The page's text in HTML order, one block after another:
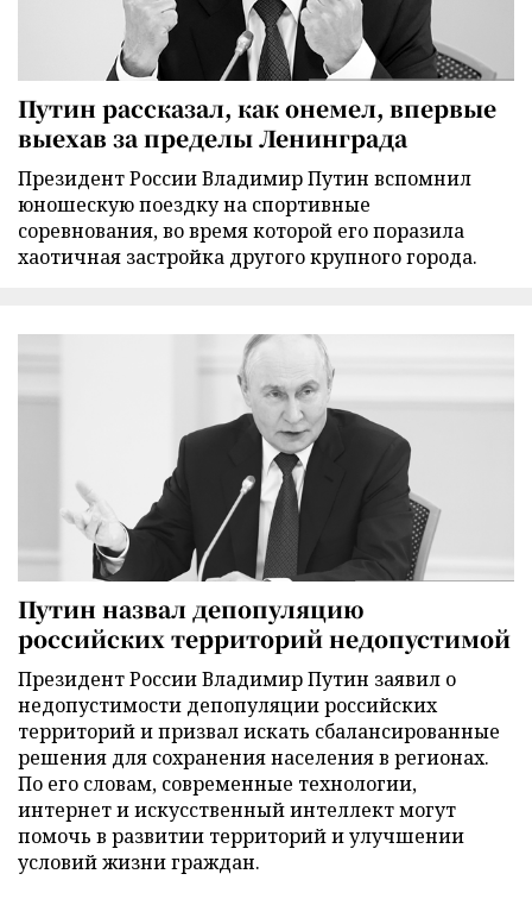
Путин рассказал, как онемел, впервые
выехав за пределы Ленинграда
Президент России Владимир Путин вспомнил
юношескую поездку на спортивные
соревнования, во время которой его поразила
хаотичная застройка другого крупного города.
Путин назвал депопуляцию
российских территорий недопустимой
Президент России Владимир Путин заявил о
недопустимости депопуляции российских
территорий и призвал искать сбалансированные
решения для сохранения населения в регионах.
По его словам, современные технологии,
интернет и искусственный интеллект могут
помочь в развитии территорий и улучшении
условий жизни граждан.